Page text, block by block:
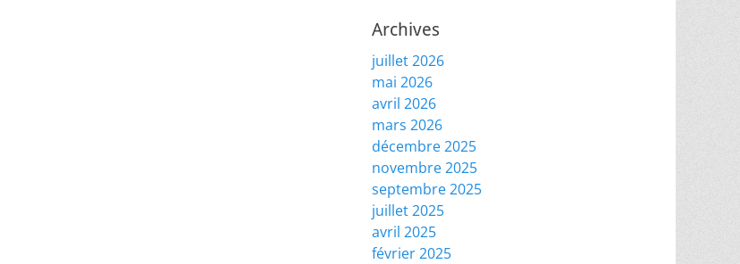
Archives
juillet 2026
mai 2026
avril 2026
mars 2026
décembre 2025
novembre 2025
septembre 2025
juillet 2025
avril 2025
février 2025